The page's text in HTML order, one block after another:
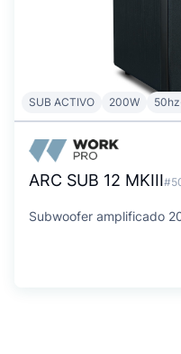
SUB ACTIVO 200W
ARC SUB 12 MKIII
Subwoofer amplificado